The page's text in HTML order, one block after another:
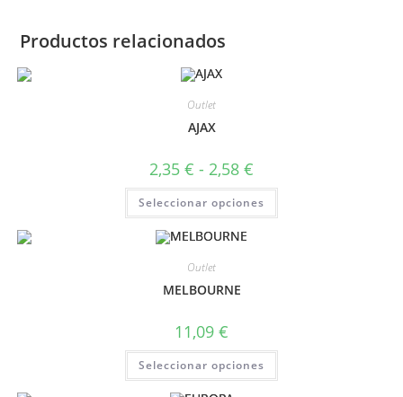
Productos relacionados
Outlet
AJAX
2,35 € - 2,58 €
Seleccionar opciones
Outlet
MELBOURNE
11,09 €
Seleccionar opciones